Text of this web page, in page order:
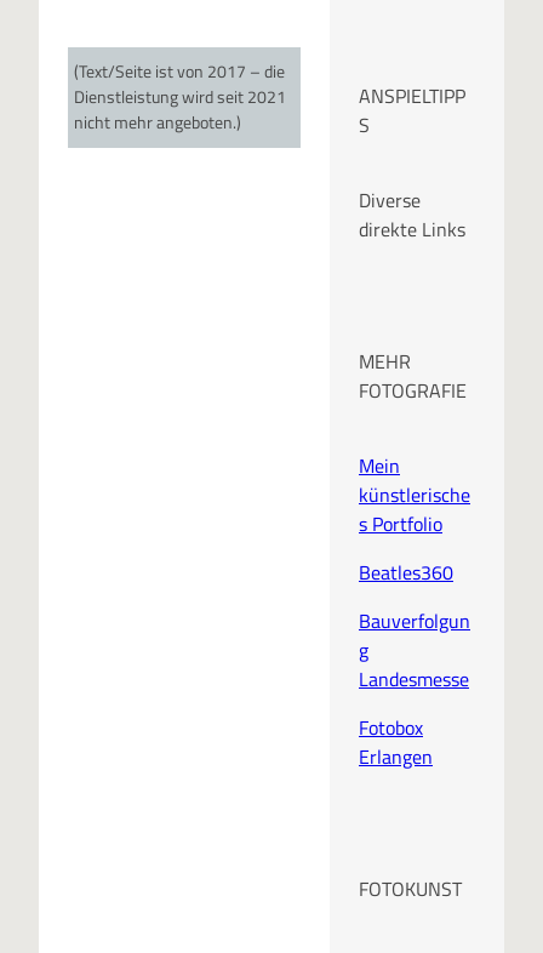
(Text/Seite ist von 2017 – die
Dienstleistung wird seit 2021
nicht mehr angeboten.)
h
v
ANSPIELTIPP
S
Diverse
direkte Links
MEHR
FOTOGRAFIE
Mein
künstlerische
s Portfolio
Beatles360
Bauverfolgun
g
Landesmesse
Fotobox
Erlangen
FOTOKUNST